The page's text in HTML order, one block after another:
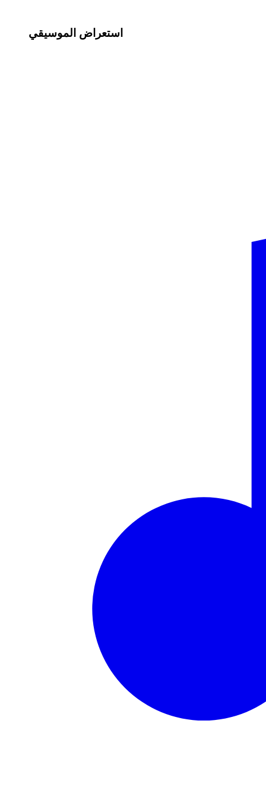
استعراض الموسيقي